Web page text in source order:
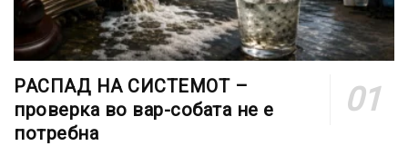
РАСПАД НА СИСТЕМОТ –
проверка во вар-собата не е
потребна